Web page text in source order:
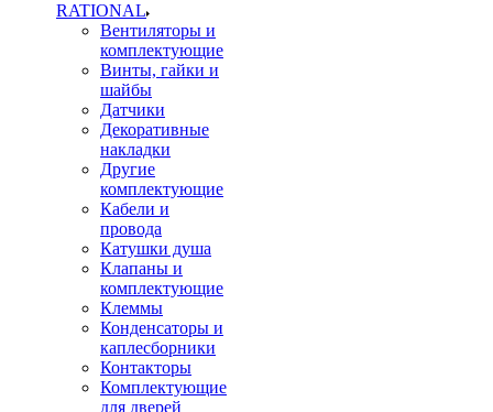
RATIONAL
Вентиляторы и
комплектующие
Винты, гайки и
шайбы
Датчики
Декоративные
накладки
Другие
комплектующие
Кабели и
провода
Катушки душа
Клапаны и
комплектующие
Клеммы
Конденсаторы и
каплесборники
Контакторы
Комплектующие
для дверей